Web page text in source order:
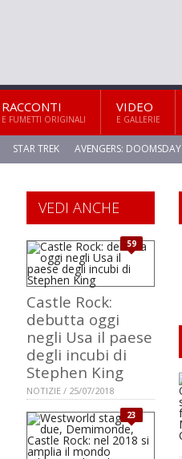
RACCONTI
E FUMETTI ORIGINALI
VIDEO
E GALLERIE
STAR TREK AVENGERS: DOOMSDAY
VEDI ANCHE
59
Castle Rock:
debutta oggi
negli Usa il paese
degli incubi di
Stephen King
NOTIZIE / 25/07/2018
23